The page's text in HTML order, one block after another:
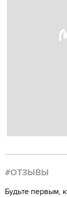
#ОТЗЫВЫ
Будьте первым,